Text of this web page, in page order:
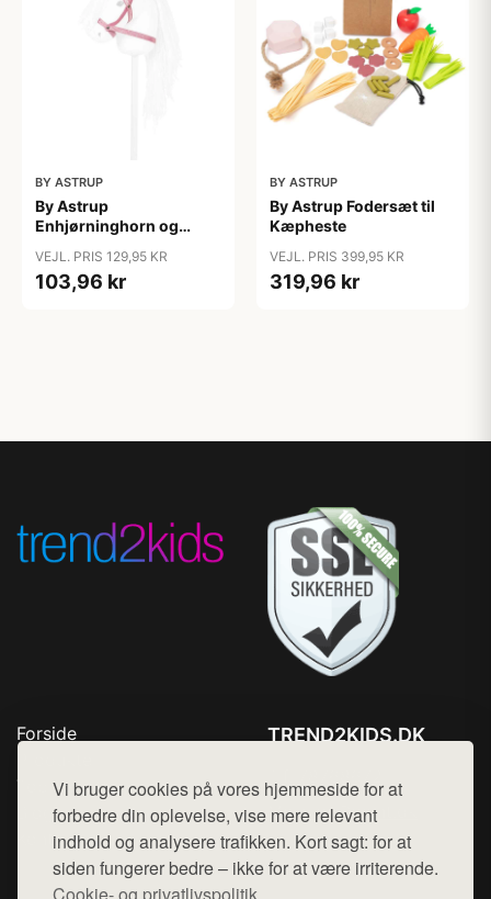
Vi bruger cookies på vores hjemmeside for at
forbedre din oplevelse, vise mere relevant
indhold og analysere trafikken. Kort sagt: for at
siden fungerer bedre – ikke for at være irriterende.
BY ASTRUP
By Astrup
Enhjørninghorn og
VEJL. PRIS 129,95 KR
103,96 kr
BY ASTRUP
By Astrup Fodersæt til
Kæpheste
VEJL. PRIS 399,95 KR
319,96 kr
Forside
Top Rabatter
Blog
Kontakt
TREND2KIDS.DK
Mail: hej@want.dk
Cookie- og privatlivspolitik